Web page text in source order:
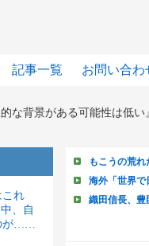
記事一覧 お問い合わ
的な背景がある可能性は低
これ
、自
が……